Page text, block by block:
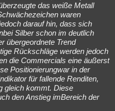
das weiße Metall
waren
darauf hin, dass sich
Silber schon im deutlich
übergeordnete Trend
Rückschläge werden jedoch
die Commercials eine äußerst
Positionierungwar in der
für fallende Renditen,
gleich kommt. Diese
den Anstieg imBereich der